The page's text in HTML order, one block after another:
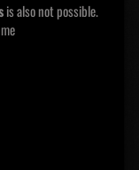
is also not possible.